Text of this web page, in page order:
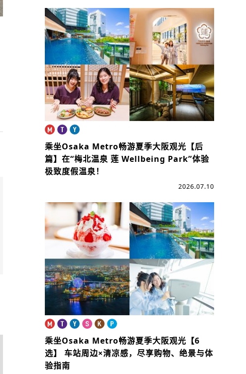
乘坐Osaka Metro畅游夏季大阪观光【后
篇】在“梅北温泉 莲 Wellbeing Park”体验
极致度假温泉！
2026.07.10
乘坐Osaka Metro畅游夏季大阪观光【6
选】
车站周边×清凉感，尽享购物、绝景与体
验指南